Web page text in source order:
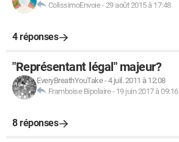
ColissimoEnvoie-29 août 2015 à 17:48
4 réponses
"Représentant légal" majeur?
EveryBreathYouTake-4 juil. 2011 à 12:08
Framboise Bipolaire- 19 juin 2017 à 09:16
8 réponses